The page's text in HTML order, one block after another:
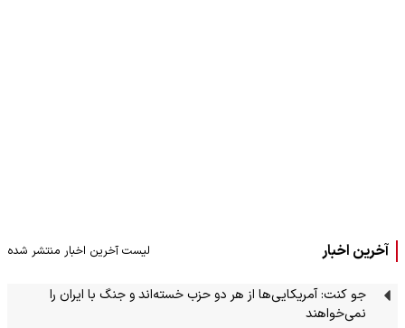
آخرین اخبار لیست آخرین اخبار منتشر شده
جو کنت: آمریکایی‌ها از هر دو حزب خسته‌اند و جنگ با ایران را
نمی‌خواهند